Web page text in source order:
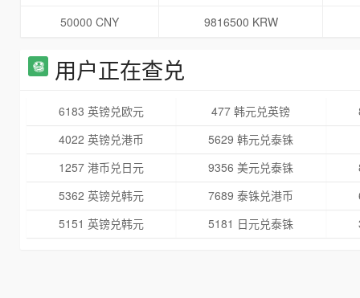
50000 CNY
9816500 KRW
用户正在查兑
6183 英镑兑欧元 477 韩元兑英镑
4022 英镑兑港币
5629 韩元兑泰铢
1257 港币兑日元
9356 美元兑泰铢
5362 英镑兑韩元
7689 泰铢兑港币
5151 英镑兑韩元
5181 日元兑泰铢